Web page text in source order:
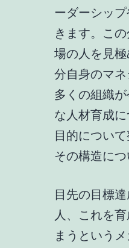
ーダーシッ
きます。こ
場の人を見
分自身のマ
多くの組織
な人材育成
目的につい
その構造につ
目先の目標
人、これを
まうという